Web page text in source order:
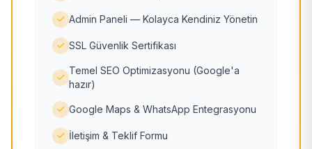
Admin Paneli — Kolayca Kendiniz Yönetin
SSL Güvenlik Sertifikası
Temel SEO Optimizasyonu (Google'a
hazır)
Google Maps & WhatsApp Entegrasyonu
İletişim & Teklif Formu